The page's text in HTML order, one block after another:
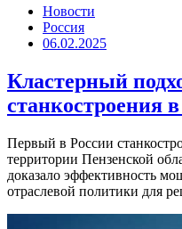
Новости
Россия
06.02.2025
Кластерный
станкостроения
Первый в России
территории Пензенской
доказало эффективность
отраслевой политики для